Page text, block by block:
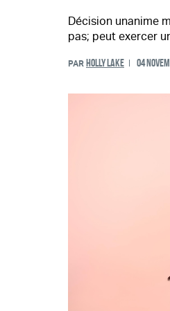
Décision unanime
pas; peut exercer
PAR HOLLY LAKE 04